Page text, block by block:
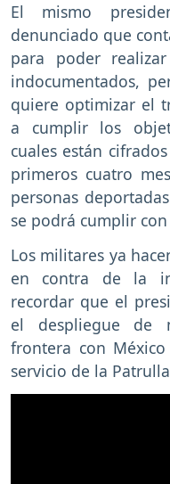
El mismo
denunciado que
para poder
indocumentados,
quiere optimizar el
a cumplir los
cuales están
primeros cuatro
personas
se podrá cumplir
Los militares ya
en contra de la
recordar que el
el despliegue de
frontera con
servicio de la